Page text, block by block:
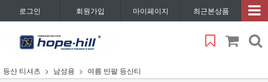
로그인 회원가입 마이페이지 최근본상품
등산 티셔츠 남성용 여름 반팔 등산티